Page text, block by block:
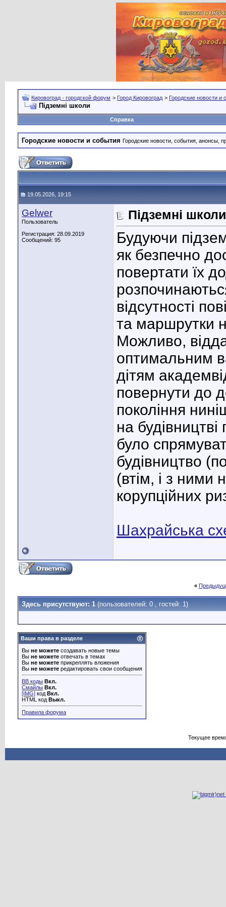
Кировоград - городской форум > Город Кировоград > Городские новости и
Підземні школи
Справка
Городские новости и события Городские новости, события, анонсы,
19.05.2026, 19:15
Gelwer
Пользователь
Регистрация: 28.09.2019
Сообщений: 95
Підземні школи
Будуючи
як безпечно
повертати їх
відсутності
та маршрутки
Можливо,
оптимальним
дітям
повернути до
покоління
на
було
будівництво
(втім, і з ними
корупційних
Шахрайська
«
Здесь присутствуют: 1 (пользователей: 0 , гостей: 1)
Ваши права в разделе
Вы не можете создавать новые темы
Вы не можете отвечать в темах
Вы не можете прикреплять вложения
Вы не можете редактировать свои сообщения
BB коды Вкл.
Смайлы Вкл.
[IMG] код Вкл.
HTML код Выкл.
Правила форума
Текущее